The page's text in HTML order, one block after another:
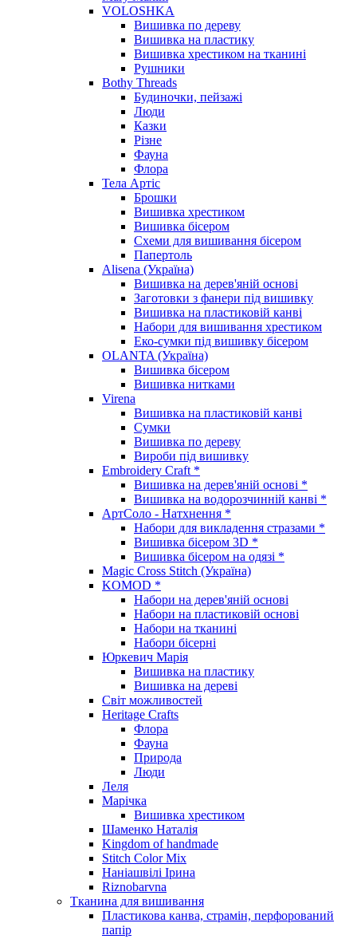
VOLOSHKA
Вишивка по дереву
Вишивка на пластику
Вишивка хрестиком на тканині
Рушники
Bothy Threads
Будиночки, пейзажі
Люди
Казки
Різне
Фауна
Флора
Тела Артіс
Брошки
Вишивка хрестиком
Вишивка бісером
Схеми для вишивання бісером
Папертоль
Alisena (Україна)
Вишивка на дерев'яній основі
Заготовки з фанери під вишивку
Вишивка на пластиковій канві
Набори для вишивання хрестиком
Еко-сумки під вишивку бісером
OLANTA (Україна)
Вишивка бісером
Вишивка нитками
Virena
Вишивка на пластиковій канві
Сумки
Вишивка по дереву
Вироби під вишивку
Embroidery Craft *
Вишивка на дерев'яній основі *
Вишивка на водорозчинній канві *
АртСоло - Натхнення *
Набори для викладення стразами *
Вишивка бісером 3D *
Вишивка бісером на одязі *
Magic Cross Stitch (Україна)
KOMOD *
Набори на дерев'яній основі
Набори на пластиковій основі
Набори на тканині
Набори бісерні
Юркевич Марія
Вишивка на пластику
Вишивка на дереві
Світ можливостей
Heritage Crafts
Флора
Фауна
Природа
Люди
Леля
Марічка
Вишивка хрестиком
Шаменко Наталія
Kingdom of handmade
Stitch Color Mix
Наніашвілі Ірина
Riznobarvna
Тканина для вишивання
Пластикова канва, страмін, перфорований
папір